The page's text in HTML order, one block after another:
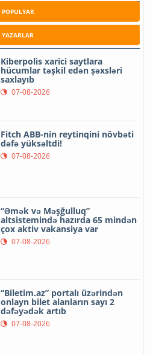
POPULYAR
YAZARLAR
Kiberpolis xarici saytlara
hücumlar təşkil edən şəxsləri
saxlayıb
07-08-2026
Fitch ABB-nin reytinqini növbəti
dəfə yüksəltdi!
07-08-2026
“Əmək və Məşğulluq”
altsistemində hazırda 65 mindən
çox aktiv vakansiya var
07-08-2026
“Biletim.az” portalı üzərindən
onlayn bilet alanların sayı 2
dəfəyədək artıb
07-08-2026